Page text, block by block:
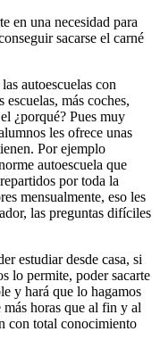
en una necesidad para
sacarse el carné
autoescuelas con
más coches,
¿porqué? Pues muy
les ofrece unas
Por ejemplo
autoescuela que
por toda la
mensualmente, eso les
las preguntas difíciles
estudiar desde casa, si
lo permite, poder sacarte
y hará que lo hagamos
horas que al fin y al
con total conocimiento